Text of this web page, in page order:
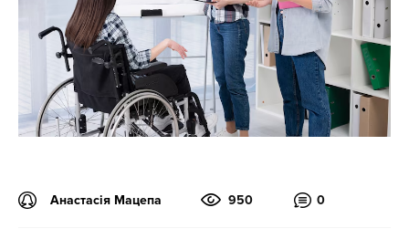
Анастасія Мацепа 950 0